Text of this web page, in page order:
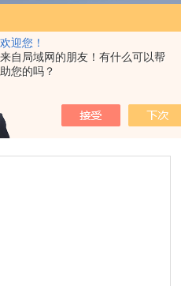
欢迎您！
来自局域网的朋友！有什么可以帮
助您的吗？